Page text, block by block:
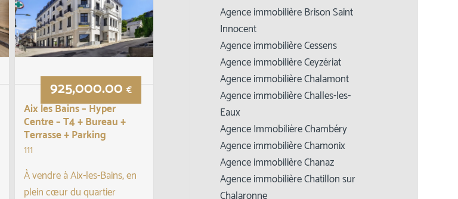
A 18 min du Lac
d’aiguebelette et 8 min de
l’A43 CHAMBERY-LYON Ma...
Aix les Bains – Hyper
Centre – T4 + Bureau +
Terrasse + Parking
925,000.00 €
111
À vendre à Aix-les-Bains, en
plein cœur du quartier
Agence immobilière Brison Saint
Innocent
Agence immobilière Cessens
Agence immobilière Ceyzériat
Agence immobilière Chalamont
Agence immobilière Challes-les-
Eaux
Agence Immobilière Chambéry
Agence immobilière Chamonix
Agence immobilière Chanaz
Agence immobilière Chatillon sur